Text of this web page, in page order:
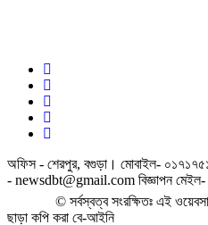
অফিস - শেরপুর, বগুড়া। মোবাইল-
- newsdbt@gmail.com বিজ্ঞাপন
© সর্বস্বত্ব সংরক্ষিতঃ এই
ছাড়া কপি করা বে-আইনি